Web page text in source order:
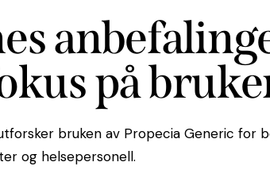
på
bruken av Propecia Generic for
og helsepersonell.